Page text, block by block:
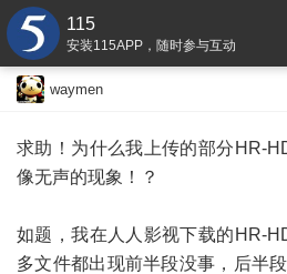
115
安装115APP，随时参与互动
waymen
求助！为什么我上传的部分HR-
像无声的现象！？
如题，我在人人影视下载的HR-
多文件都出现前半段没事，后半